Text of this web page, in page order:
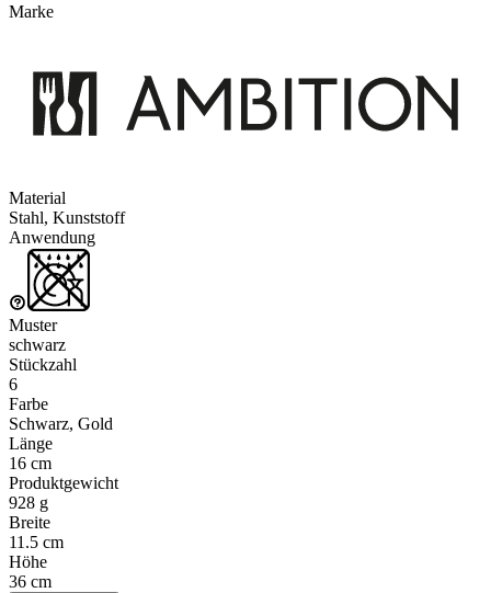
Marke
Material
Stahl, Kunststoff
Anwendung
Muster
schwarz
Stückzahl
6
Farbe
Schwarz, Gold
Länge
16 cm
Produktgewicht
928 g
Breite
11.5 cm
Höhe
36 cm